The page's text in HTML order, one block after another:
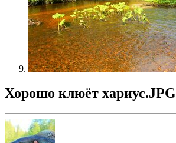
Хорошо клюёт хариус.JPG